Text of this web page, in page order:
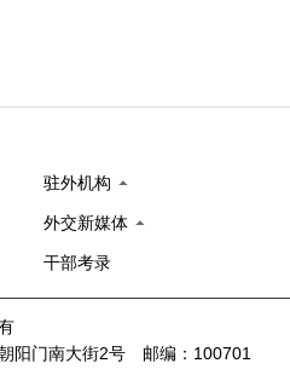
驻外机构
外交新媒体
干部考录
阳门南大街2号 邮编：100701